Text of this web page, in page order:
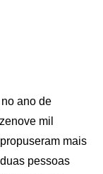
ano de
mil
mais
pessoas